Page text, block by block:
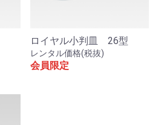
ロイヤル小判皿 26型
レンタル価格(税抜)
会員限定